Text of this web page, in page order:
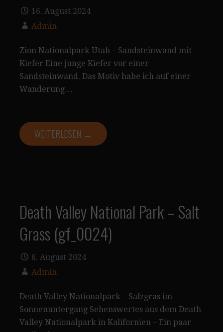
16. August 2024
Admin
Zion Nationalpark Utah – Sandsteinwand mit
Kiefer Eine junge Kiefer vor einer
Sandsteinwand. Das Motiv habe ich auf einer
Wanderung…
WEITERLESEN →
Death Valley National Park – Salt
Grass (gf_0024)
6. August 2024
Admin
Death Valley Nationalpark – Salzgras im
Sonnenuntergang Sehenswertes aus dem Death
Valley Nationalpark in Kalifornien – Ein paar